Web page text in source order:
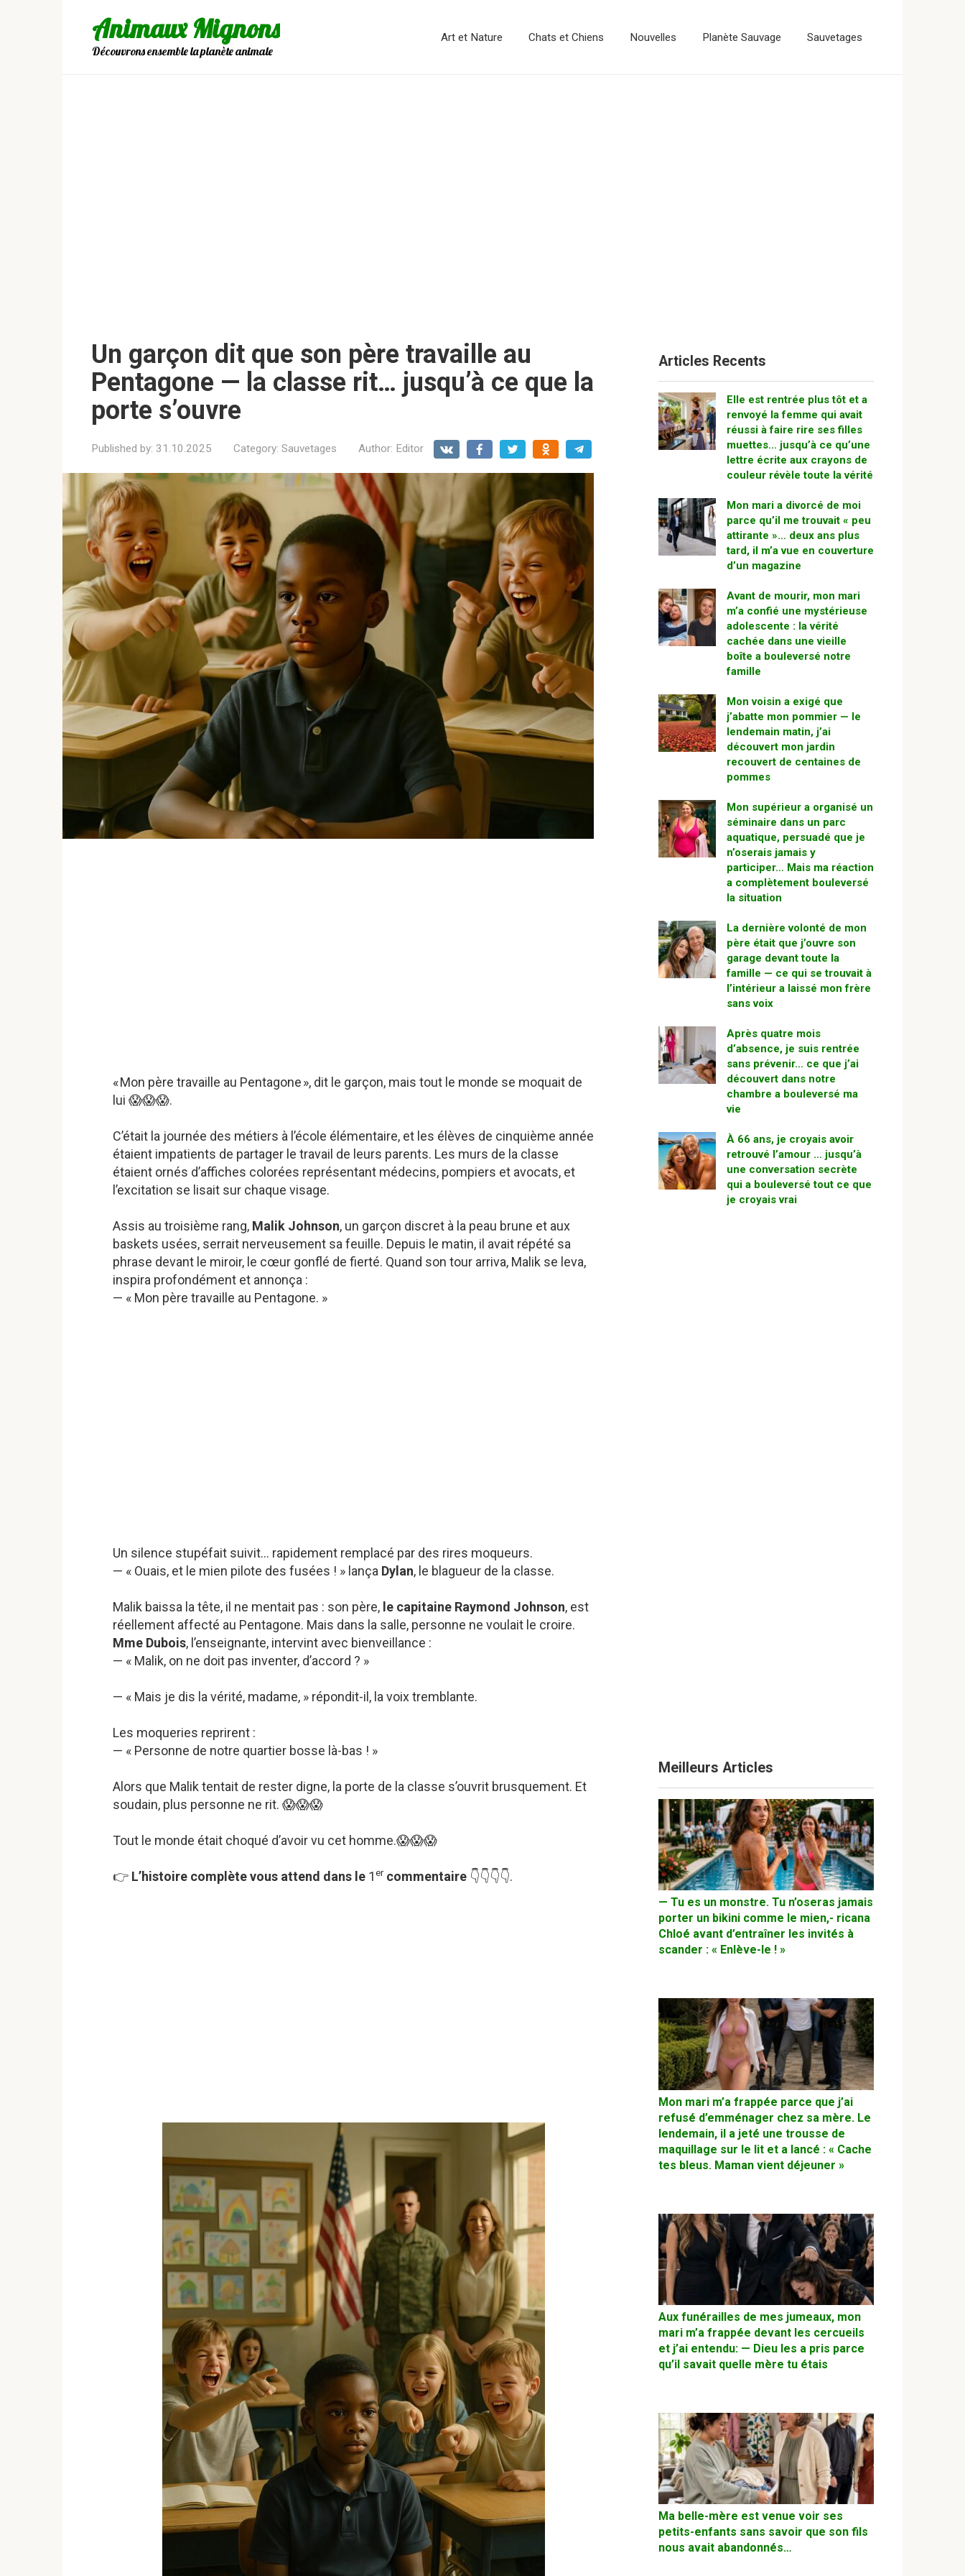
Animaux Mignons
Découvrons ensemble la planète animale
Art et Nature Chats et Chiens Nouvelles Planète Sauvage Sauvetages
Un garçon dit que son père travaille au
Pentagone — la classe rit… jusqu’à ce que la
porte s’ouvre
Published by: 31.10.2025 Category: Sauvetages Author: Editor
« Mon père travaille au Pentagone », dit le garçon, mais tout le monde se moquait de
lui 😱😱😱.
C’était la journée des métiers à l’école élémentaire, et les élèves de cinquième année
étaient impatients de partager le travail de leurs parents. Les murs de la classe
étaient ornés d’affiches colorées représentant médecins, pompiers et avocats, et
l’excitation se lisait sur chaque visage.
Assis au troisième rang, Malik Johnson, un garçon discret à la peau brune et aux
baskets usées, serrait nerveusement sa feuille. Depuis le matin, il avait répété sa
phrase devant le miroir, le cœur gonflé de fierté. Quand son tour arriva, Malik se leva,
inspira profondément et annonça :
— « Mon père travaille au Pentagone. »
Un silence stupéfait suivit… rapidement remplacé par des rires moqueurs.
— « Ouais, et le mien pilote des fusées ! » lança Dylan, le blagueur de la classe.
Malik baissa la tête, il ne mentait pas : son père, le capitaine Raymond Johnson, est
réellement affecté au Pentagone. Mais dans la salle, personne ne voulait le croire.
Mme Dubois, l’enseignante, intervint avec bienveillance :
— « Malik, on ne doit pas inventer, d’accord ? »
— « Mais je dis la vérité, madame, » répondit-il, la voix tremblante.
Les moqueries reprirent :
— « Personne de notre quartier bosse là-bas ! »
Alors que Malik tentait de rester digne, la porte de la classe s’ouvrit brusquement. Et
soudain, plus personne ne rit. 😱😱😱
Tout le monde était choqué d’avoir vu cet homme.😱😱😱
👉 L’histoire complète vous attend dans le 1ercommentaire 👇👇👇👇.
Articles Recents
Elle est rentrée plus tôt et a
renvoyé la femme qui avait
réussi à faire rire ses filles
muettes… jusqu’à ce qu’une
lettre écrite aux crayons de
couleur révèle toute la vérité
Mon mari a divorcé de moi
parce qu’il me trouvait « peu
attirante »… deux ans plus
tard, il m’a vue en couverture
d’un magazine
Avant de mourir, mon mari
m’a confié une mystérieuse
adolescente : la vérité
cachée dans une vieille
boîte a bouleversé notre
famille
Mon voisin a exigé que
j’abatte mon pommier — le
lendemain matin, j’ai
découvert mon jardin
recouvert de centaines de
pommes
Mon supérieur a organisé un
séminaire dans un parc
aquatique, persuadé que je
n’oserais jamais y
participer… Mais ma réaction
a complètement bouleversé
la situation
La dernière volonté de mon
père était que j’ouvre son
garage devant toute la
famille — ce qui se trouvait à
l’intérieur a laissé mon frère
sans voix
Après quatre mois
d’absence, je suis rentrée
sans prévenir… ce que j’ai
découvert dans notre
chambre a bouleversé ma
vie
À 66 ans, je croyais avoir
retrouvé l’amour … jusqu’à
une conversation secrète
qui a bouleversé tout ce que
je croyais vrai
Meilleurs Articles
— Tu es un monstre. Tu n’oseras jamais
porter un bikini comme le mien,- ricana
Chloé avant d’entraîner les invités à
scander : « Enlève-le ! »
Mon mari m’a frappée parce que j’ai
refusé d’emménager chez sa mère. Le
lendemain, il a jeté une trousse de
maquillage sur le lit et a lancé : « Cache
tes bleus. Maman vient déjeuner »
Aux funérailles de mes jumeaux, mon
mari m’a frappée devant les cercueils
et j’ai entendu: — Dieu les a pris parce
qu’il savait quelle mère tu étais
Ma belle-mère est venue voir ses
petits-enfants sans savoir que son fils
nous avait abandonnés…